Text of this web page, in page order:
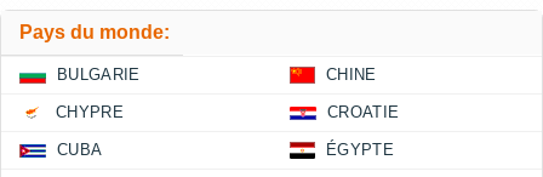
Pays du monde:
BULGARIE CHINE
CHYPRE CROATIE
CUBA ÉGYPTE